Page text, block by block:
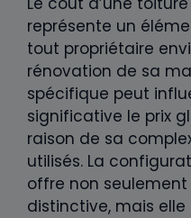
représente un
tout propriétaire
rénovation de sa
spécifique peut
significative le prix
raison de sa
utilisés. La
offre non
distinctive, mais elle